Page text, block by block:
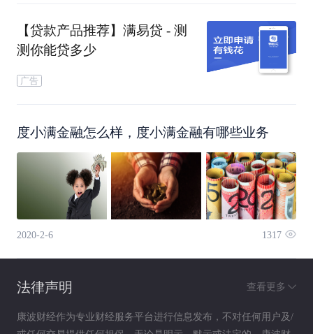
（亿联银行行长张其广）
此次与亿联银行的战略合作，是继与农业银行、光
大银行、南京银行等金融机构合作之后，度小满金
【贷款产品推荐】满易贷 - 测
测你能贷多少
广告
度小满金融怎么样，度小满金融有哪些业务
2020-2-6 1317
法律声明 查看更多
康波财经作为专业财经服务平台进行信息发布，不对任何用户及/